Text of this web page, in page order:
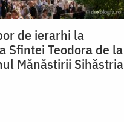
de ierarhi la
Sfintei Teodora de la
Mănăstirii Sihăstria